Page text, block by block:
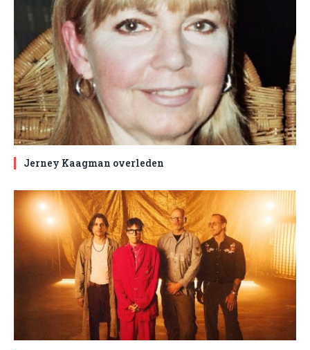
Jerney Kaagman overleden